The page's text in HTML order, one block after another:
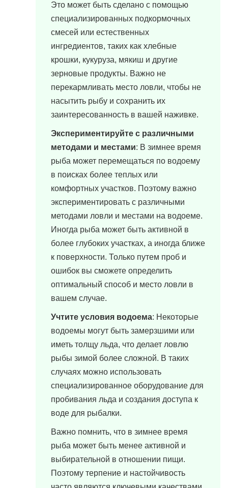
Это может быть сделано с помощью
специализированных подкормочных
смесей или естественных
ингредиентов, таких как хлебные
крошки, кукуруза, мякиш и другие
зерновые продукты. Важно не
перекармливать место ловли, чтобы не
насытить рыбу и сохранить их
заинтересованность в вашей наживке.
Экспериментируйте с различными
методами и местами: В зимнее время
рыба может перемещаться по водоему
в поисках более теплых или
комфортных участков. Поэтому важно
экспериментировать с различными
методами ловли и местами на водоеме.
Иногда рыба может быть активной в
более глубоких участках, а иногда ближе
к поверхности. Только путем проб и
ошибок вы сможете определить
оптимальный способ и место ловли в
вашем случае.
Учтите условия водоема: Некоторые
водоемы могут быть замерзшими или
иметь толщу льда, что делает ловлю
рыбы зимой более сложной. В таких
случаях можно использовать
специализированное оборудование для
пробивания льда и создания доступа к
воде для рыбалки.
Важно помнить, что в зимнее время
рыба может быть менее активной и
выбирательной в отношении пищи.
Поэтому терпение и настойчивость